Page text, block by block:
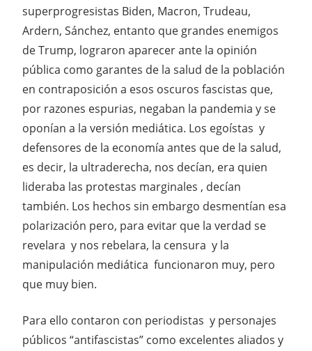
superprogresistas Biden, Macron, Trudeau,
Ardern, Sánchez, entanto que grandes enemigos
de Trump, lograron aparecer ante la opinión
pública como garantes de la salud de la población
en contraposición a esos oscuros fascistas que,
por razones espurias, negaban la pandemia y se
oponían a la versión mediática. Los egoístas y
defensores de la economía antes que de la salud,
es decir, la ultraderecha, nos decían, era quien
lideraba las protestas marginales , decían
también. Los hechos sin embargo desmentían esa
polarización pero, para evitar que la verdad se
revelara y nos rebelara, la censura y la
manipulación mediática funcionaron muy, pero
que muy bien.
Para ello contaron con periodistas y personajes
públicos “antifascistas” como excelentes aliados y